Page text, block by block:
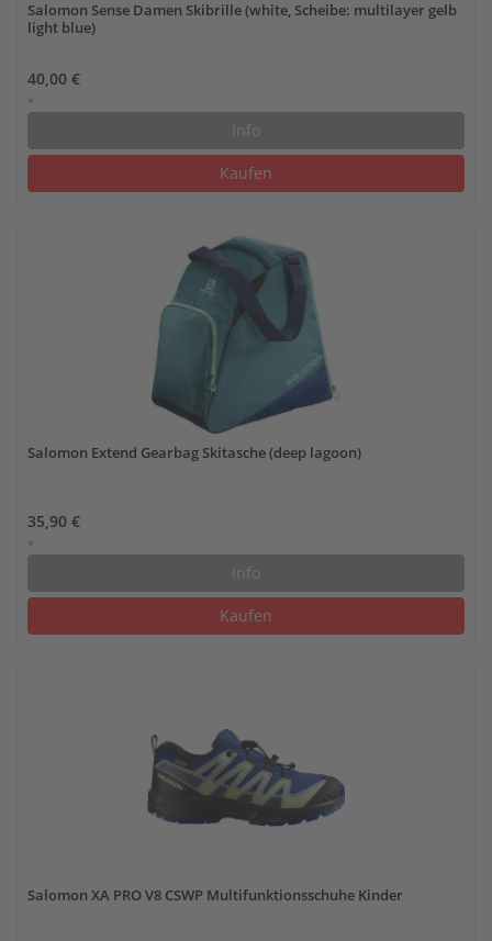
Salomon Sense Damen Skibrille (white, Scheibe: multilayer gelb
light blue)
40,00 €
*
Info
Kaufen
Salomon Extend Gearbag Skitasche (deep lagoon)
35,90 €
*
Info
Kaufen
Salomon XA PRO V8 CSWP Multifunktionsschuhe Kinder